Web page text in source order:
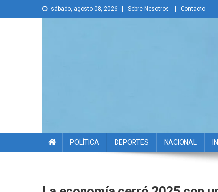
to
sábado, agosto 08, 2026 Sobre Nosotros Contacto
La Voz Disruptiva
POLÍTICA DEPORTES NACIONAL